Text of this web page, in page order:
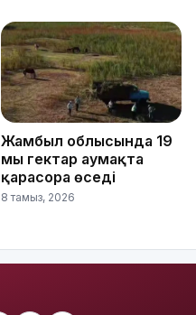
Жамбыл облысында 19
мың гектар аумақта
қарасора өседі
8 тамыз, 2026